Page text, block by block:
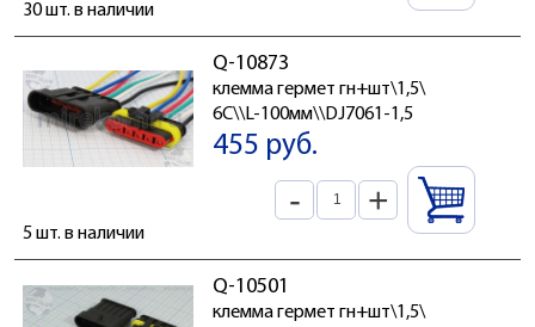
30 шт. в наличии
Q-10873
клемма гермет гн+шт\1,5\
6C\\L-100мм\\DJ7061-1,5
455 руб.
- +
5 шт. в наличии
Q-10501
клемма гермет гн+шт\1,5\